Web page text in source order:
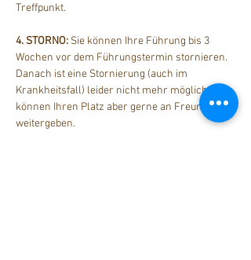
Treffpunkt.
4. STORNO: Sie können Ihre Führung bis 3
Wochen vor dem Führungstermin stornieren.
Danach ist eine Stornierung (auch im
Krankheitsfall) leider nicht mehr möglich. Sie
können Ihren Platz aber gerne an Freunde
weitergeben.